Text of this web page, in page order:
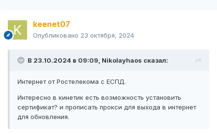
keenet07
Опубликовано 23 октября, 2024
В 23.10.2024 в 09:09, Nikolayhaos сказал:
Интернет от Ростелекома с ЕСПД.
Интересно в кинетик есть возможность установить
сертификат? и прописать прокси для выхода в интернет
для обновления.